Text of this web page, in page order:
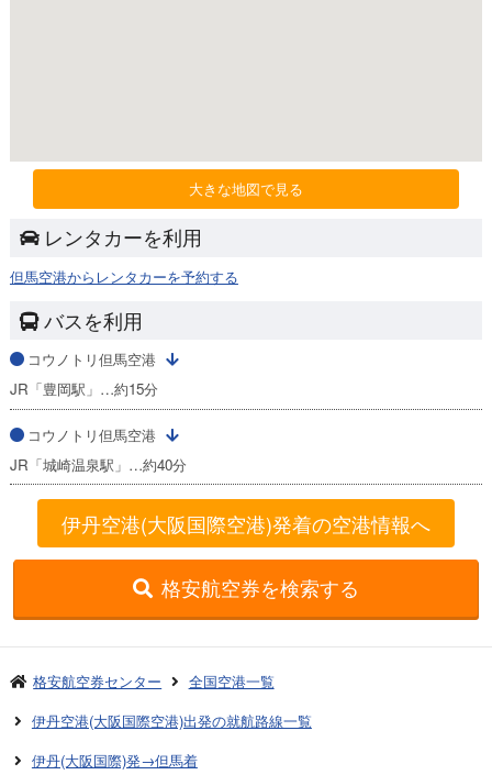
大きな地図で見る
レンタカーを利用
但馬空港からレンタカーを予約する
バスを利用
コウノトリ但馬空港
JR「豊岡駅」…約15分
コウノトリ但馬空港
JR「城崎温泉駅」…約40分
伊丹空港(大阪国際空港)発着の空港情報へ
格安航空券を検索する
格安航空券センター
全国空港一覧
伊丹空港(大阪国際空港)出発の就航路線一覧
伊丹(大阪国際)発→但馬着